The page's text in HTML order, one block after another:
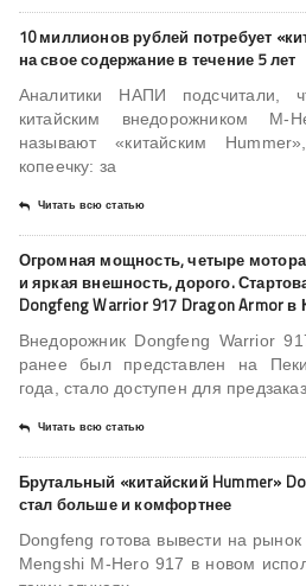
10 миллионов рублей потребует
на свое содержание в течение 5 лет
Аналитики НАПИ подсчитали,
китайским внедорожником
называют «китайским
копеечку: за
Читать всю статью
Огромная мощность, четыре
и яркая внешность, дорого.
Dongfeng Warrior 917 Dragon Armor в
Внедорожник Dongfeng Warrior
ранее был представлен на
года, стало доступен для
Читать всю статью
Брутальный «китайский Hummer»
стал больше и комфортнее
Dongfeng готова вывести на
Mengshi M-Hero 917 в новом